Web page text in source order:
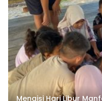
Mengisi Hari Libur